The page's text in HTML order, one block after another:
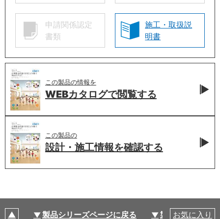
申請関係認定
書類
施工・取扱説
明書
この製品の情報を
WEBカタログで閲覧する
この製品の
設計・施工情報を確認する
製品シリーズページに戻る 製品仕様
お気に入り